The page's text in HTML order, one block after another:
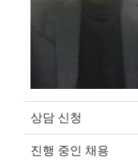
상담 신청
진행 중인 채용